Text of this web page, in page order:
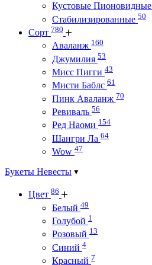
Кустовые Пионовидные
Стабилизированные 50
Сорт 780
Аваланж 160
Джумилия 53
Мисс Пигги 43
Мисти Баблс 61
Пинк Аваланж 70
Ревиваль 56
Ред Наоми 154
Шангри Ла 64
Wow 47
Букеты Невесты
Цвет 86
Белый 49
Голубой 1
Розовый 13
Синий 4
Красный 7